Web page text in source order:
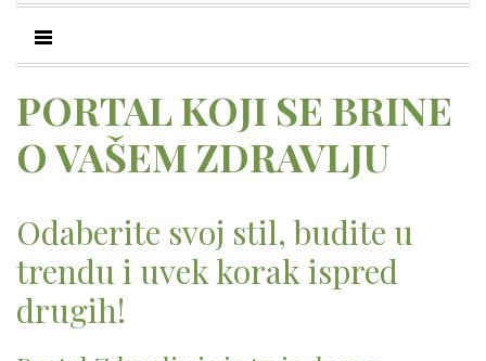
PORTAL KOJI SE BRINE
O VAŠEM ZDRAVLJU
Odaberite svoj stil, budite u
trendu i uvek korak ispred
drugih!